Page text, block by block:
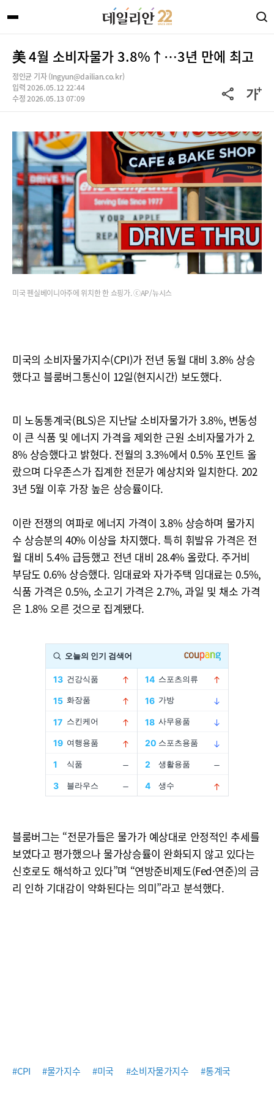
美 4월 소비자물가 3.8%↑…3년 만에 최고
정인균 기자 (Ingyun@dailian.co.kr)
입력 2026.05.12 22:44
수정 2026.05.13 07:09
미국 펜실베이니아주에 위치한 한 쇼핑가. ⓒAP/뉴시스
미국의 소비자물가지수(CPI)가 전년 동월 대비 3.8% 상승
했다고 블룸버그통신이 12일(현지시간) 보도했다.
미 노동통계국(BLS)은 지난달 소비자물가가 3.8%, 변동성
이 큰 식품 및 에너지 가격을 제외한 근원 소비자물가가 2.
8% 상승했다고 밝혔다. 전월의 3.3%에서 0.5% 포인트 올
랐으며 다우존스가 집계한 전문가 예상치와 일치한다. 202
3년 5월 이후 가장 높은 상승률이다.
이란 전쟁의 여파로 에너지 가격이 3.8% 상승하며 물가지
수 상승분의 40% 이상을 차지했다. 특히 휘발유 가격은 전
월 대비 5.4% 급등했고 전년 대비 28.4% 올랐다. 주거비
부담도 0.6% 상승했다. 임대료와 자가주택 임대료는 0.5%,
식품 가격은 0.5%, 소고기 가격은 2.7%, 과일 및 채소 가격
은 1.8% 오른 것으로 집계됐다.
블룸버그는 “전문가들은 물가가 예상대로 안정적인 추세를
보였다고 평가했으나 물가상승률이 완화되지 않고 있다는
신호로도 해석하고 있다”며 “연방준비제도(Fed·연준)의 금
리 인하 기대감이 약화된다는 의미”라고 분석했다.
#CPI #물가지수 #미국 #소비자물가지수 #통계국